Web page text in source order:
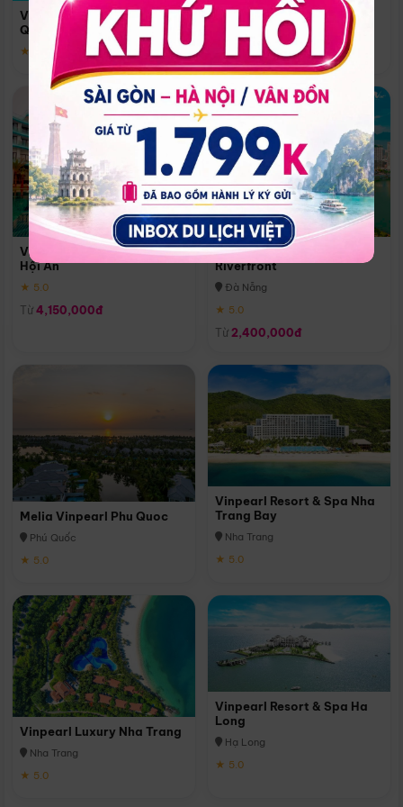
Vinpearl Resort & Spa Phu
Quoc
★ 5.0
Quoc
Phú Quốc
★ 5.0
Vinpearl Resort & Golf Nam
Hội An
★ 5.0
Từ 4,150,000đ
Melia Vinpearl Danang
Riverfront
Đà Nẵng
★ 5.0
Từ 2,400,000đ
Melia Vinpearl Phu Quoc
Phú Quốc
★ 5.0
Vinpearl Resort & Spa Nha
Trang Bay
Nha Trang
★ 5.0
Vinpearl Luxury Nha Trang
Nha Trang
★ 5.0
Vinpearl Resort & Spa Ha
Long
Hạ Long
★ 5.0